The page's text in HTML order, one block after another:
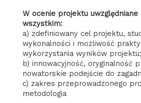
W ocenie projektu
wszystkim:
a) zdefiniowany cel projektu,
wykonalności i możliwość
wykorzystania wyników projektu;
b) innowacyjność, oryginalność
nowatorskie podejście do
c) zakres przeprowadzonego
metodologia